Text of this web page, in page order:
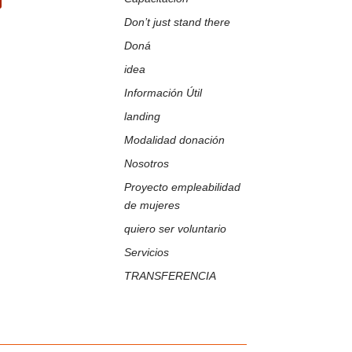
Don’t just stand there
Doná
idea
Información Útil
landing
Modalidad donación
Nosotros
Proyecto empleabilidad
de mujeres
quiero ser voluntario
Servicios
TRANSFERENCIA